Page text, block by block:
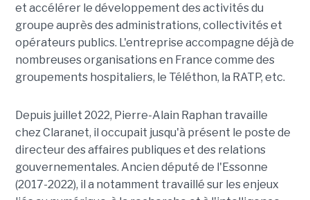
et accélérer le développement des activités du
groupe auprès des administrations, collectivités et
opérateurs publics. L'entreprise accompagne déjà de
nombreuses organisations en France comme des
groupements hospitaliers, le Téléthon, la RATP, etc.
Depuis juillet 2022, Pierre-Alain Raphan travaille
chez Claranet, il occupait jusqu'à présent le poste de
directeur des affaires publiques et des relations
gouvernementales. Ancien député de l'Essonne
(2017-2022), il a notamment travaillé sur les enjeux